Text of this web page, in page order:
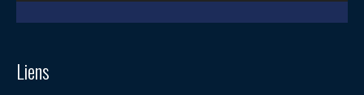
Liens